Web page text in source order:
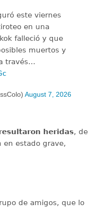
este viernes
en una
falleció y que
muertos y
través…
August 7, 2026
heridas, de
en estado grave,
de amigos, que lo